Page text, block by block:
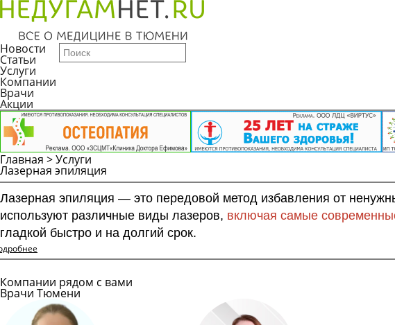
Новости
Статьи
Услуги
Компании
Врачи
Акции
Главная >Услуги
Лазерная эпиляция
Лазерная эпиляция — это передовой метод избавления от
используют различные виды лазеров, включая самые
гладкой быстро и на долгий срок.
Компании рядом с вами
Врачи Тюмени